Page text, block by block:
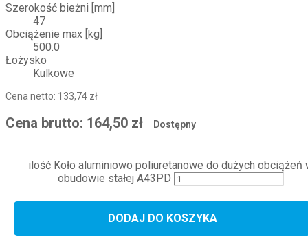
Szerokość bieżni [mm]
47
Obciążenie max [kg]
500.0
Łożysko
Kulkowe
Cena netto: 133,74 zł
Cena brutto: 164,50 zł Dostępny
ilość Koło aluminiowo poliuretanowe do dużych obciążeń
obudowie stałej A43PD
DODAJ DO KOSZYKA